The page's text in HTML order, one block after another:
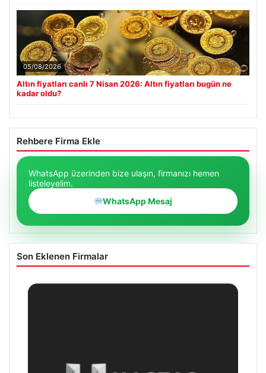
05/08/2026
Altın fiyatları canlı 7 Nisan 2026: Altın fiyatları bugün ne
kadar oldu?
Rehbere Firma Ekle
WhatsApp üzerinden bize ulaşın, firmanızı hemen
listeleyelim.
WhatsApp Mesaj
Son Eklenen Firmalar